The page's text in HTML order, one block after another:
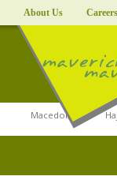
About Us Careers
Macedonian